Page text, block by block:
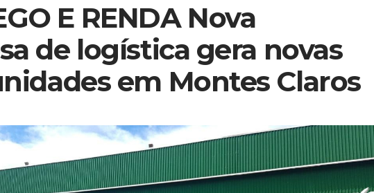
E RENDA Nova
de logística gera novas
em Montes Claros